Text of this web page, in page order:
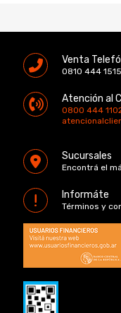
Venta
0810 444 1515
Atención al
0800 444
Sucursales
Encontrá el
Informáte
Términos y